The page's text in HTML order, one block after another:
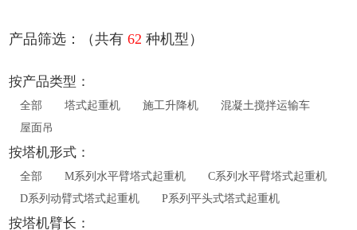
产品筛选：（共有62 种机型）
按产品类型：
全部 塔式起重机 施工升降机
混凝土搅拌运输车
屋面吊
按塔机形式：
全部 M系列水平臂塔式起重机
C系列水平臂塔式起重机
D系列动臂式塔式起重机
P系列平头式塔式起重机
按塔机臂长：